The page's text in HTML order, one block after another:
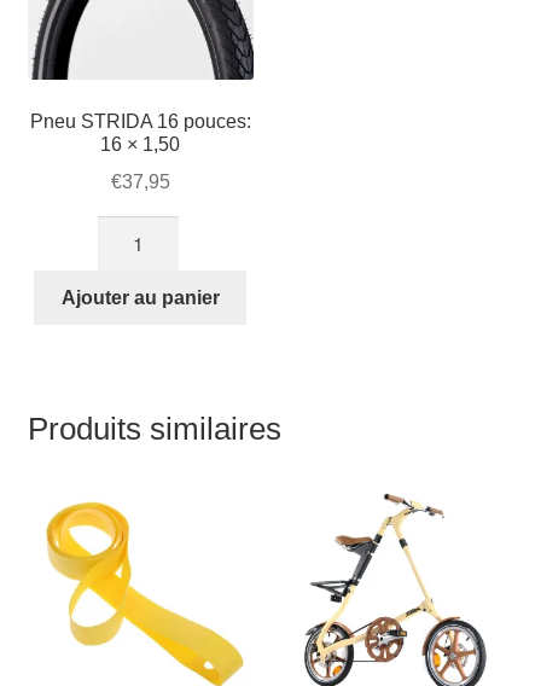
Pneu STRIDA 16 pouces:
16 × 1,50
€37,95
Pneu
×
Ajouter au panier
Produits similaires